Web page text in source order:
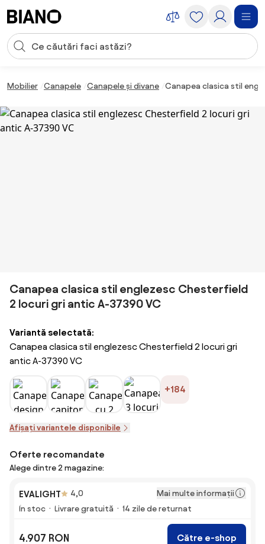
Introducerea căutării
Mobilier Canapele Canapele și divane Canapea clasica stil
Canapea clasica stil englezesc Chesterfield
2 locuri gri antic A-37390 VC
Variantă selectată:
Canapea clasica stil englezesc Chesterfield 2 locuri gri
antic A-37390 VC
+184
Afișați variantele disponibile
Oferte recomandate
Alege dintre 2 magazine:
EVALIGHT 4,0
Mai multe informații
În stoc
Livrare gratuită 14 zile de returnat
4.907 RON Către e-shop